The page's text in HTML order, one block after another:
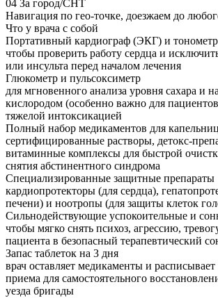
04 За город/СНТ
Навигация по гео-точке, доезжаем до
Что у врача с собой
Портативный кардиограф (ЭКГ) и тонометр
чтобы проверить работу сердца и
или инсульта перед началом лечения
Глюкометр и пульсоксиметр
для мгновенного анализа уровня сахара и
кислородом (особенно важно для
тяжелой интоксикацией
Полный набор медикаментов для капельниц
сертифицированные растворы, детокс-
витаминные комплексы для быстрой
снятия абстинентного синдрома
Специализированные защитные препараты
кардиопротекторы (для сердца),
печени) и ноотропы (для защиты клеток
Сильнодействующие успокоительные и
чтобы мягко снять психоз, агрессию,
пациента в безопасный терапевтический
Запас таблеток на 3 дня
врач оставляет медикаменты и
приема для самостоятельного
уезда бригады